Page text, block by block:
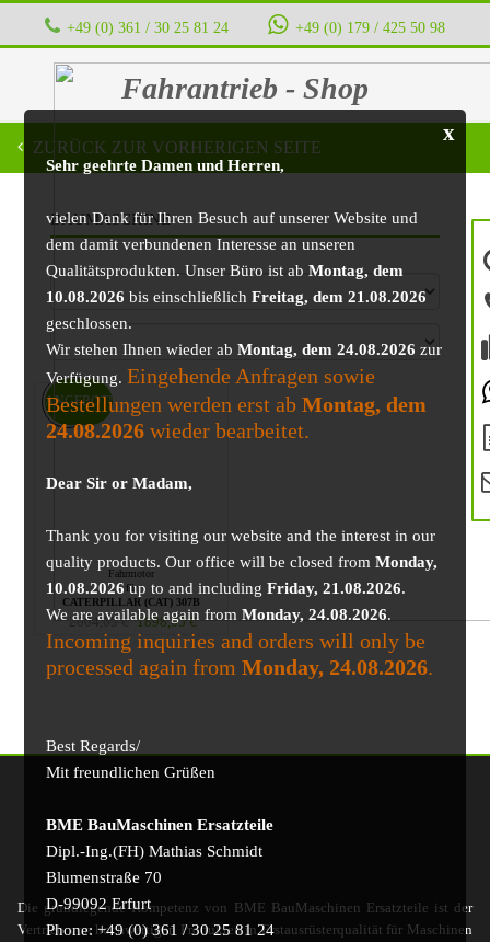
+49 (0) 361 / 30 25 81 24 ‭ ‭ ‭ ‭ +49 (0) 179 / 425 50 98
Fahrantrieb - Shop
x
Sehr geehrte Damen und Herren,
vielen Dank für Ihren Besuch auf unserer Website und
dem damit verbundenen Interesse an unseren
Qualitätsprodukten. Unser Büro ist abMontag, dem
10.08.2026 bis einschließlichFreitag, dem 21.08.2026
geschlossen.
Wir stehen Ihnen wieder abMontag, dem 24.08.2026 zur
Verfügung. Eingehende Anfragen sowie
Bestellungen werden erst abMontag, dem
24.08.2026 wieder bearbeitet.
Dear Sir or Madam,
Thank you for visiting our website and the interest in our
quality products. Our office will be closed fromMonday,
10.08.2026up to and includingFriday, 21.08.2026.
We are available again fromMonday, 24.08.2026.
Incoming inquiries and orders will only be
processed again fromMonday, 24.08.2026.
Best Regards/
Mit freundlichen Grüßen
BME BauMaschinen Ersatzteile
Dipl.-Ing.(FH) Mathias Schmidt
Blumenstraße 70
D-99092 Erfurt
Phone: +49 (0) 361 / 30 25 81 24
ZURÜCK ZUR VORHERIGEN SEITE
BAUMASCHINE
Fahrmotor
für
CATERPILLAR (CAT) 307B
2064,65€ 1898,05€
ANGEBOT!
Die grundlegende Kompetenz von BME BauMaschinen Ersatzteile ist der
Vertrieb von hochwertigen Produkten in Erstausrüsterqualität für Maschinen